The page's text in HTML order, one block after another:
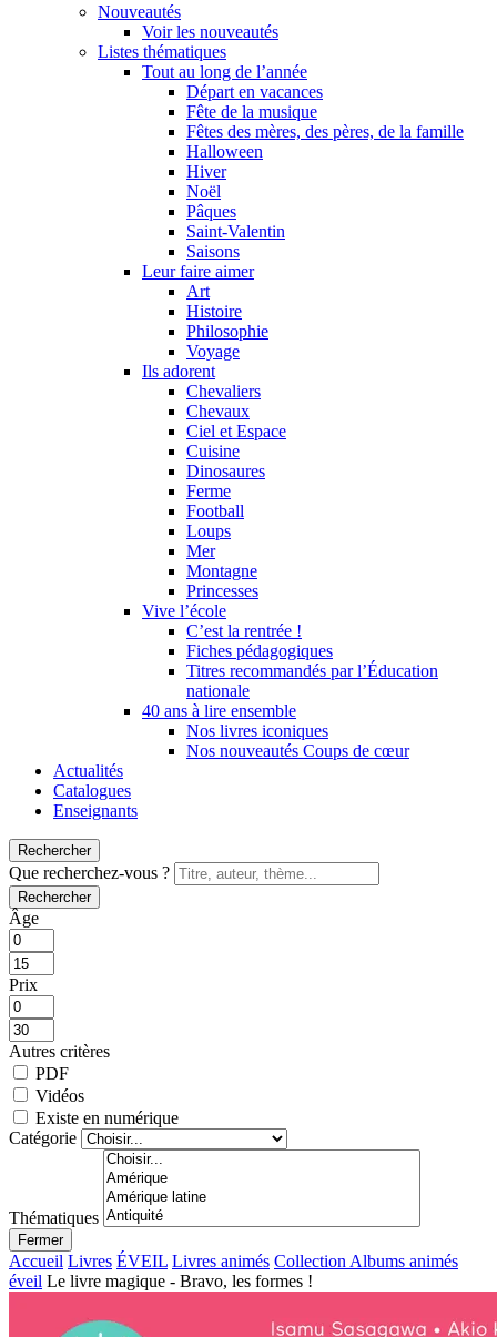
Nouveautés
Voir les nouveautés
Listes thématiques
Tout au long de l’année
Départ en vacances
Fête de la musique
Fêtes des mères, des pères, de la famille
Halloween
Hiver
Noël
Pâques
Saint-Valentin
Saisons
Leur faire aimer
Art
Histoire
Philosophie
Voyage
Ils adorent
Chevaliers
Chevaux
Ciel et Espace
Cuisine
Dinosaures
Ferme
Football
Loups
Mer
Montagne
Princesses
Vive l’école
C’est la rentrée !
Fiches pédagogiques
Titres recommandés par l’Éducation
nationale
40 ans à lire ensemble
Nos livres iconiques
Nos nouveautés Coups de cœur
Actualités
Catalogues
Enseignants
Rechercher
Que recherchez-vous ?
Rechercher
Âge
Prix
Autres critères
PDF
Vidéos
Existe en numérique
Catégorie
Thématiques
Fermer
Accueil Livres ÉVEIL Livres animés Collection Albums animés
éveil Le livre magique - Bravo, les formes !